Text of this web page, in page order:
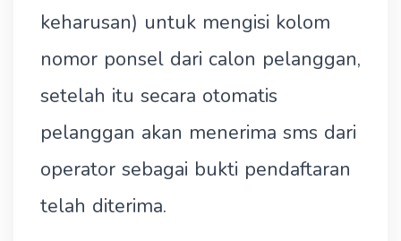
keharusan) untuk mengisi kolom
nomor ponsel dari calon pelanggan,
setelah itu secara otomatis
pelanggan akan menerima sms dari
operator sebagai bukti pendaftaran
telah diterima.